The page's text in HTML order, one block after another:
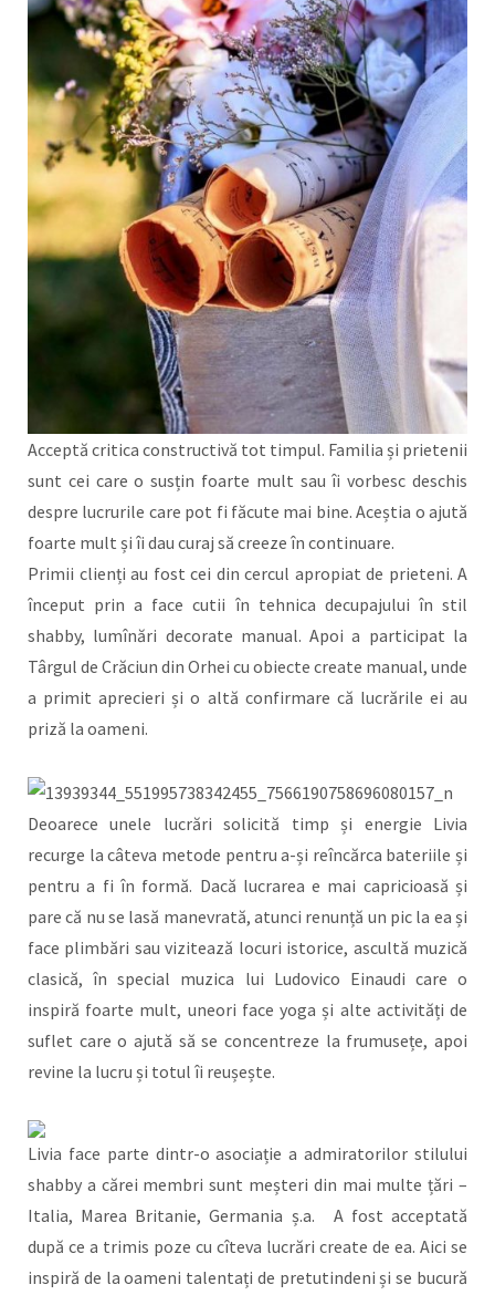
Acceptă critica constructivă tot timpul. Familia și prietenii
sunt cei care o susțin foarte mult sau îi vorbesc deschis
despre lucrurile care pot fi făcute mai bine. Aceștia o ajută
foarte mult și îi dau curaj să creeze în continuare.
Primii clienți au fost cei din cercul apropiat de prieteni. A
început prin a face cutii în tehnica decupajului în stil
shabby, lumînări decorate manual. Apoi a participat la
Târgul de Crăciun din Orhei cu obiecte create manual, unde
a primit aprecieri și o altă confirmare că lucrările ei au
priză la oameni.
Deoarece unele lucrări solicită timp și energie Livia
recurge la câteva metode pentru a-și reîncărca bateriile și
pentru a fi în formă. Dacă lucrarea e mai capricioasă și
pare că nu se lasă manevrată, atunci renunță un pic la ea și
face plimbări sau vizitează locuri istorice, ascultă muzică
clasică, în special muzica lui Ludovico Einaudi care o
inspiră foarte mult, uneori face yoga și alte activități de
suflet care o ajută să se concentreze la frumusețe, apoi
revine la lucru și totul îi reușește.
Livia face parte dintr-o asociație a admiratorilor stilului
shabby a cărei membri sunt meșteri din mai multe țări –
Italia, Marea Britanie, Germania ș.a. A fost acceptată
după ce a trimis poze cu cîteva lucrări create de ea. Aici se
inspiră de la oameni talentați de pretutindeni și se bucură